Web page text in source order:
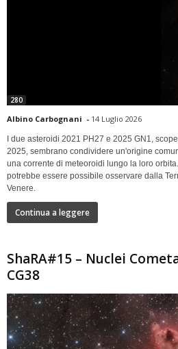
280
Albino Carbognani - 14 Luglio 2026
I due asteroidi 2021 PH27 e 2025 GN1,
2025, sembrano condividere un'origine
una corrente di meteoroidi lungo la loro
potrebbe essere possibile osservare dalla
Venere.
Continua a leggere
ShaRA#15 – Nuclei
CG38